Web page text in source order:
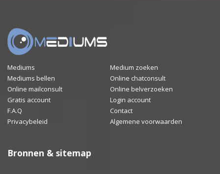
Mediums
Medium zoeken
Mediums bellen
Online chatconsult
Online mailconsult
Online belverzoeken
Gratis account
Login account
F.A.Q
Contact
Privacybeleid
Algemene voorwaarden
Bronnen & sitemap